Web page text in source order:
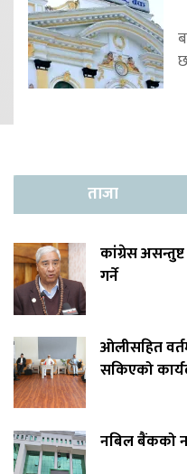
ताजा
कांग्रेस
गर्ने
ओलीसहित
सकिएको
नबिल बैंकको